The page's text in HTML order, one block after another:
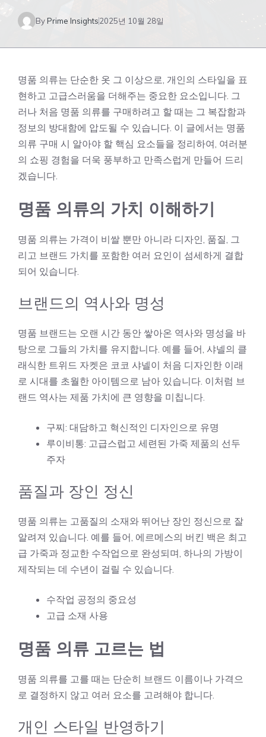
ByPrime Insights2025년 10월 28일
명품 의류는 단순한 옷 그 이상으로, 개인의 스타일을 표
현하고 고급스러움을 더해주는 중요한 요소입니다. 그
러나 처음 명품 의류를 구매하려고 할 때는 그 복잡함과
정보의 방대함에 압도될 수 있습니다. 이 글에서는 명품
의류 구매 시 알아야 할 핵심 요소들을 정리하여, 여러분
의 쇼핑 경험을 더욱 풍부하고 만족스럽게 만들어 드리
겠습니다.
명품 의류의 가치 이해하기
명품 의류는 가격이 비쌀 뿐만 아니라 디자인, 품질, 그
리고 브랜드 가치를 포함한 여러 요인이 섬세하게 결합
되어 있습니다.
브랜드의 역사와 명성
명품 브랜드는 오랜 시간 동안 쌓아온 역사와 명성을 바
탕으로 그들의 가치를 유지합니다. 예를 들어, 샤넬의 클
래식한 트위드 자켓은 코코 샤넬이 처음 디자인한 이래
로 시대를 초월한 아이템으로 남아 있습니다. 이처럼 브
랜드 역사는 제품 가치에 큰 영향을 미칩니다.
구찌: 대담하고 혁신적인 디자인으로 유명
루이비통: 고급스럽고 세련된 가죽 제품의 선두
주자
품질과 장인 정신
명품 의류는 고품질의 소재와 뛰어난 장인 정신으로 잘
알려져 있습니다. 예를 들어, 에르메스의 버킨 백은 최고
급 가죽과 정교한 수작업으로 완성되며, 하나의 가방이
제작되는 데 수년이 걸릴 수 있습니다.
수작업 공정의 중요성
고급 소재 사용
명품 의류 고르는 법
명품 의류를 고를 때는 단순히 브랜드 이름이나 가격으
로 결정하지 않고 여러 요소를 고려해야 합니다.
개인 스타일 반영하기